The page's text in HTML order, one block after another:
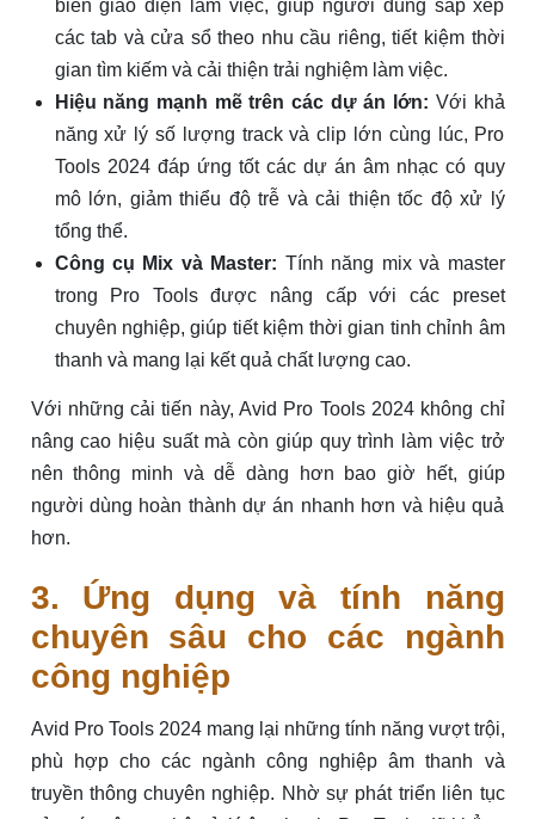
biến giao diện làm việc, giúp người dùng sắp xếp
các tab và cửa sổ theo nhu cầu riêng, tiết kiệm thời
gian tìm kiếm và cải thiện trải nghiệm làm việc.
Hiệu năng mạnh mẽ trên các dự án lớn: Với khả
năng xử lý số lượng track và clip lớn cùng lúc, Pro
Tools 2024 đáp ứng tốt các dự án âm nhạc có quy
mô lớn, giảm thiểu độ trễ và cải thiện tốc độ xử lý
tổng thể.
Công cụ Mix và Master: Tính năng mix và master
trong Pro Tools được nâng cấp với các preset
chuyên nghiệp, giúp tiết kiệm thời gian tinh chỉnh âm
thanh và mang lại kết quả chất lượng cao.
Với những cải tiến này, Avid Pro Tools 2024 không chỉ
nâng cao hiệu suất mà còn giúp quy trình làm việc trở
nên thông minh và dễ dàng hơn bao giờ hết, giúp
người dùng hoàn thành dự án nhanh hơn và hiệu quả
hơn.
3. Ứng dụng và tính năng
chuyên sâu cho các ngành
công nghiệp
Avid Pro Tools 2024 mang lại những tính năng vượt trội,
phù hợp cho các ngành công nghiệp âm thanh và
truyền thông chuyên nghiệp. Nhờ sự phát triển liên tục